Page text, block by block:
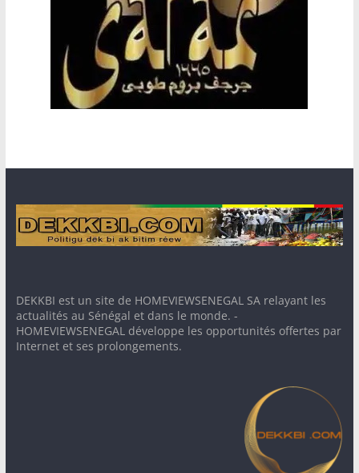
DEKKBI est un site de HOMEVIEWSENEGAL SA relayant les
actualités au Sénégal et dans le monde. -
HOMEVIEWSENEGAL développe les opportunités offertes par
Internet et ses prolongements.